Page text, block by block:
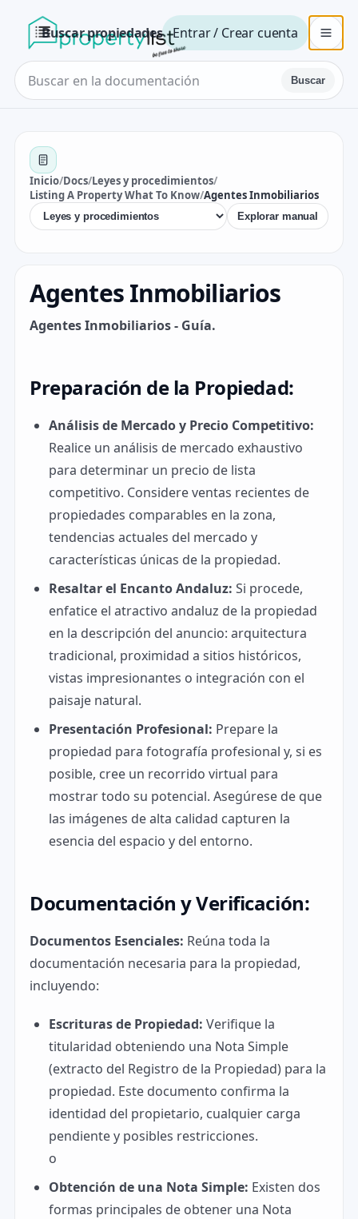
Buscar propiedades Entrar / Crear cuenta
Buscar
Inicio/Docs/Leyes y procedimientos/
Listing A Property What To Know/Agentes Inmobiliarios
Explorar manual
Agentes Inmobiliarios
Agentes Inmobiliarios - Guía.
Preparación de la Propiedad:
Análisis de Mercado y Precio Competitivo:
Realice un análisis de mercado exhaustivo
para determinar un precio de lista
competitivo. Considere ventas recientes de
propiedades comparables en la zona,
tendencias actuales del mercado y
características únicas de la propiedad.
Resaltar el Encanto Andaluz: Si procede,
enfatice el atractivo andaluz de la propiedad
en la descripción del anuncio: arquitectura
tradicional, proximidad a sitios históricos,
vistas impresionantes o integración con el
paisaje natural.
Presentación Profesional: Prepare la
propiedad para fotografía profesional y, si es
posible, cree un recorrido virtual para
mostrar todo su potencial. Asegúrese de que
las imágenes de alta calidad capturen la
esencia del espacio y del entorno.
Documentación y Verificación:
Documentos Esenciales: Reúna toda la
documentación necesaria para la propiedad,
incluyendo:
Escrituras de Propiedad: Verifique la
titularidad obteniendo una Nota Simple
(extracto del Registro de la Propiedad) para la
propiedad. Este documento confirma la
identidad del propietario, cualquier carga
pendiente y posibles restricciones.
o
Obtención de una Nota Simple: Existen dos
formas principales de obtener una Nota